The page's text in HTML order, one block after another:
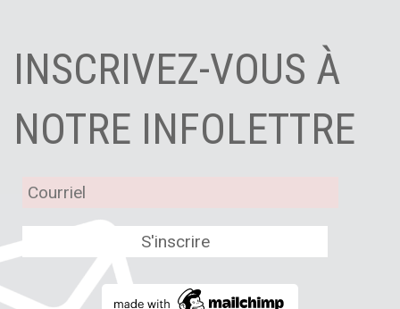
INSCRIVEZ-VOUS À
NOTRE INFOLETTRE